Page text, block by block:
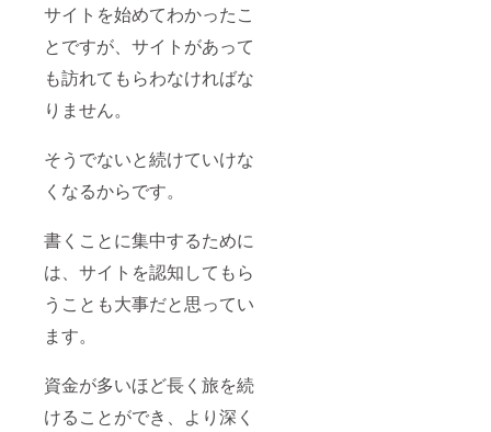
サイトを始めてわかったこ
とですが、サイトがあって
も訪れてもらわなければな
りません。
そうでないと続けていけな
くなるからです。
書くことに集中するために
は、サイトを認知してもら
うことも大事だと思ってい
ます。
資金が多いほど長く旅を続
けることができ、より深く